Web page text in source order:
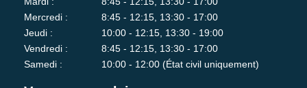
Mercredi :
8:45 - 12:15, 13:30 - 17:00
Jeudi :
10:00 - 12:15, 13:30 - 19:00
Vendredi :
8:45 - 12:15, 13:30 - 17:00
Samedi :
10:00 - 12:00 (État civil uniquement)